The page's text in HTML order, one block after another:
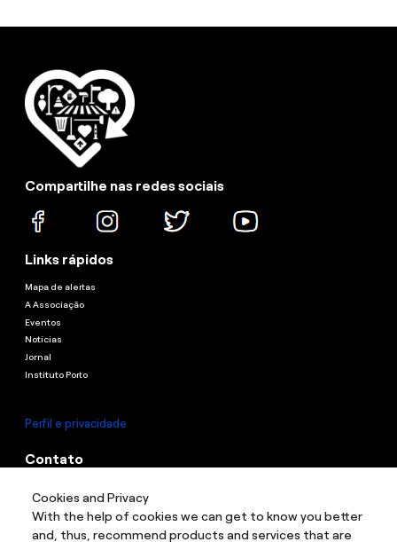
Cookies and Privacy
With the help of cookies we can get to know you better
and, thus, recommend products and services that are
Compartilhe nas redes sociais
Links rápidos
Mapa de alertas
A Associação
Eventos
Notícias
Jornal
Instituto Porto
Perfil e privacidade
Contato
Endereço:Rua Guaianazes, 1087 - Campos Elíseos, São Paulo - Sp, 01204-
003